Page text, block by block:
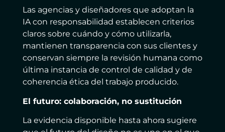
Las agencias y diseñadores que adoptan la
IA con responsabilidad establecen criterios
claros sobre cuándo y cómo utilizarla,
mantienen transparencia con sus clientes y
conservan siempre la revisión humana como
última instancia de control de calidad y de
coherencia ética del trabajo producido.
El futuro: colaboración, no sustitución
La evidencia disponible hasta ahora sugiere